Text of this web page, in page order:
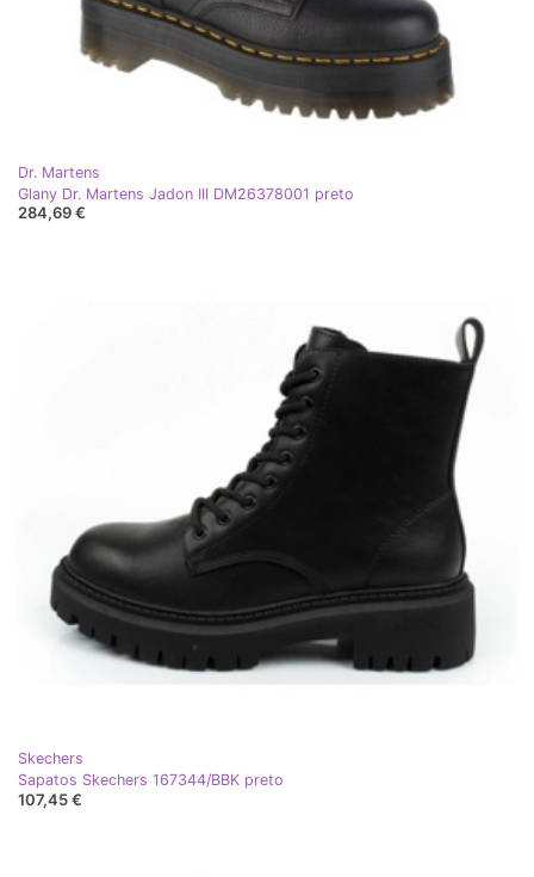
Dr. Martens
Glany Dr. Martens Jadon III DM26378001 preto
284,69 €
Skechers
Sapatos Skechers 167344/BBK preto
107,45 €